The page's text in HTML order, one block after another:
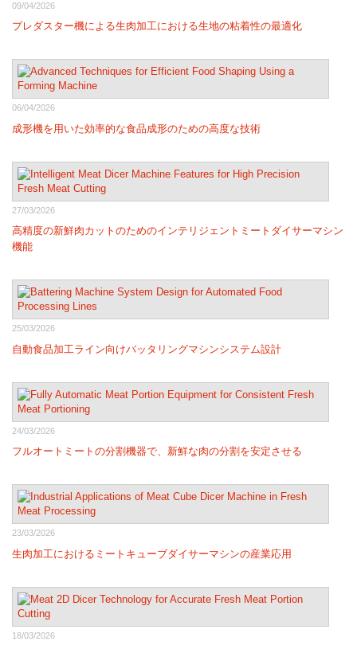
09/04/2026
プレダスター機による生肉加工における生地の粘着性の最適化
06/04/2026
成形機を用いた効率的な食品成形のための高度な技術
27/03/2026
高精度の新鮮肉カットのためのインテリジェントミートダイサーマシン
機能
25/03/2026
自動食品加工ライン向けバッタリングマシンシステム設計
24/03/2026
フルオートミートの分割機器で、新鮮な肉の分割を安定させる
23/03/2026
生肉加工におけるミートキューブダイサーマシンの産業応用
18/03/2026